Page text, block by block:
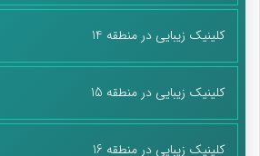
ساخت بیمارستان‌های جدید، هیچ تناسبی با
مدام بر تعداد پرستاران مورد نیاز افزوده
برسیم، همین امروز باید تعداد پرستاران کشور ۲ برابر شود
دبیرکل خانه پرستار گفت: آنچه مسلم است،
کلینیک زیبایی در منطقه 14
کلینیک زیبایی در منطقه 15
کلینیک زیبایی در منطقه 16